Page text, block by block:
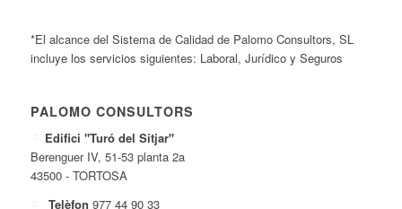
*El alcance del Sistema de Calidad de Palomo Consultors, SL
incluye los servicios siguientes: Laboral, Jurídico y Seguros
PALOMO CONSULTORS
Edifici "Turó del Sitjar"
Berenguer IV, 51-53 planta 2a
43500 - TORTOSA
Telèfon 977 44 90 33